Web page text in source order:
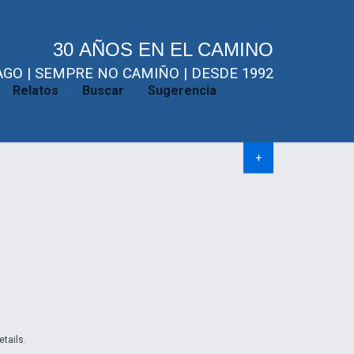
30 AÑOS EN EL CAMINO
| SEMPRE NO CAMIÑO | DESDE 1992
Relatos Buscar Sugerencia
+